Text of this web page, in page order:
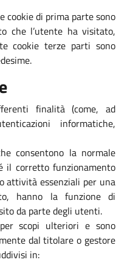
cookie di prima parte sono
che l’utente ha visitato,
cookie terze parti sono
finalità (come, ad
informatiche,
consentono la normale
il corretto funzionamento
attività essenziali per una
hanno la funzione di
da parte degli utenti.
scopi ulteriori e sono
dal titolare o gestore
in: